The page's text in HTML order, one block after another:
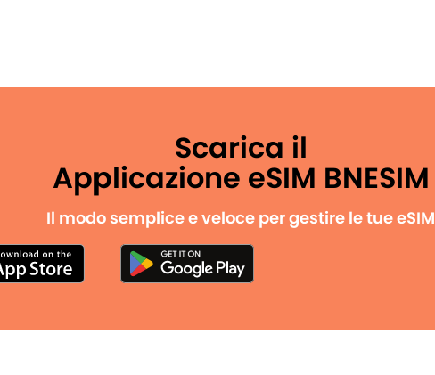
Scarica il
Applicazione eSIM BNESIM
Il modo semplice e veloce per gestire le tue eSIM